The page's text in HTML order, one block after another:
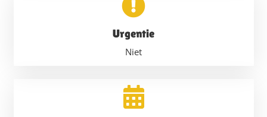
Urgentie
Niet